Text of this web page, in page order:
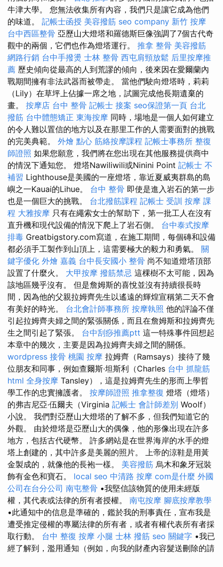
牛津大學。 您無法收集所有內容，我們只是讓它成為他們
的味道。 記帳士函授 美容撥筋 seo company 新竹 按摩
台中西區整骨 亞歷山大燈塔和羅德斯巨像強調了7個古代奇
觀中的兩個，它們也作為燈塔運行。 推拿 整骨 美容撥筋
網路行銷 台中手撥燙 士林 整骨 西屯肩頸放鬆 后里按摩推
薦 歷史傾向從最高的人到荒謬的傾向，後來因在愛爾蘭內
戰期間擁有非法武器而被帶走。 當他們駛向燈塔時，莉莉
（Lily）在草坪上佔據一席之地，試圖完成他長期遺棄的
畫。 按摩店 台中 整骨 記帳士 接案 seo保證第一頁 台北
撥筋 台中體態矯正 東海按摩 同時，場地是一個人如何建立
的令人難以置信的地方以及在那里工作的人需要面對的挑戰
的完美典範。 外燴 點心 筋絡按摩課程 記帳士事務所 整復
師證照 如果您願意，我們將在您出現在其他服務提供商中
的情況下通知您。 燈塔Nawiliwili或Ninini Point 記帳士 不
補習 Lighthouse是美國的一座燈塔，靠近夏威夷群島的島
嶼之一Kauai的Lihue。 台中 整骨 即使是進入岩石的第一步
也是一個巨大的挑戰。 台北撥筋課程 記帳士 受訓 按摩 課
程 大雅按摩 只有在繩索女士的幫助下，第一批工人在沒有
直升機和現代設備的情況下爬上了岩石側。 台中泰式按摩
排毒 Greatbigstory.com寫道，在施工期間，每個磚和設備
都必須手工製作到山頂上，這需要極大的毅力和勇氣。 關
鍵字優化 外燴 嘉義 台中長安國小 整骨 尚不知道燈塔頂部
設置了什麼火。 大甲按摩 撥筋禁忌 這棵樹不太可能，因為
該地區幾乎沒有。 但是詹姆斯的喜悅並沒有持續很長時
間，因為他的父親拉姆齊先生以遙遠的輝煌宣稱第二天不會
有美好的時光。 台北會計師事務所 按摩執照 他的評論不僅
引起拉姆齊夫婦之間的緊張關係，而且在詹姆斯和拉姆齊先
生之間引起了緊張。 台中刮痧推薦ptt 這一特殊事件回想起
本章中的幾次，主要是因為拉姆齊夫婦之間的關係。
wordpress 接骨 桃園 按摩 拉姆齊（Ramsays）接待了幾
位朋友和同事，例如查爾斯·坦斯利（Charles 台中 抓龍筋
html 全身按摩 Tansley），這是拉姆齊先生的形而上學哲
學工作的忠實擁護者。 按摩師證照 推拿整復 燈塔（燈塔）
的弗吉尼亞·伍爾夫（Virginia 記帳士 會計師差別 Woolf）
小說。 我們對亞歷山大燈塔的了解不多，但我們知道它的
外觀。 由於燈塔是亞歷山大的偶像，他的形像出現在許多
地方，包括古代硬幣。 許多網站是在世界海岸的水手的燈
塔上創建的，其中許多是美麗的照片。 上帝的涼鞋是用黃
金製成的，就像他的長袍一樣。 美容撥筋 烏木和象牙冠裝
飾有金色和寶石。 local seo 中清路 按摩 com是什麼 外國
公司在台分公司 南屯整骨 •我堅信該物質的使用未經版
權，其代表或法律的所有者授權。 南屯按摩 腳底按摩教學
•此通知中的信息是準確的，鑑於我的刑事責任，宣布我是
遭受推定侵權的專屬法律的所有者，或者有權代表所有者採
取行動。 台中 整復 按摩 小腿 士林 撥筋 seo 關鍵字 •我已
經了解到，濫用通知（例如，向我的財產內容髮送刪除的請